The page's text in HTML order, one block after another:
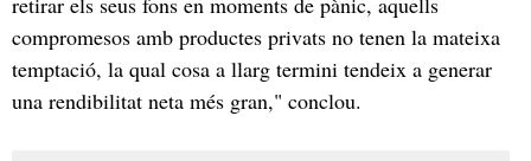
compromesos amb productes privats no tenen la mateixa
temptació, la qual cosa a llarg termini tendeix a generar
una rendibilitat neta més gran," conclou.